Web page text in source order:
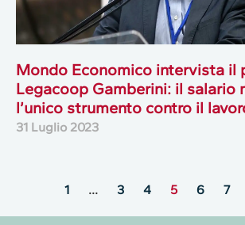
Mondo Economico intervista il
Legacoop Gamberini: il salario
l’unico strumento contro il
31 Luglio 2023
1 … 3 4 5 6 7